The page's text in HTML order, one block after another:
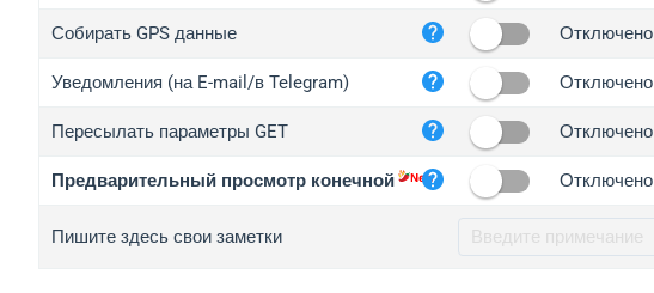
iplogger.com
iplogger.co
2no.co
yip.su
iplogger.info
Собирать GPS данные Отключено
Уведомления (на E-mail/в Telegram) Отключено
Пересылать параметры GET Отключено
Предварительный просмотр конечной Отключено
Пишите здесь свои заметки